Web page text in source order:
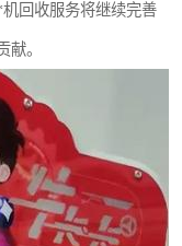
回收服务将继续完善
。